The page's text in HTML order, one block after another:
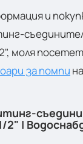
и
моля
за помпи
2" |